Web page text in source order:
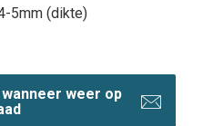
5mm (dikte)
weer op